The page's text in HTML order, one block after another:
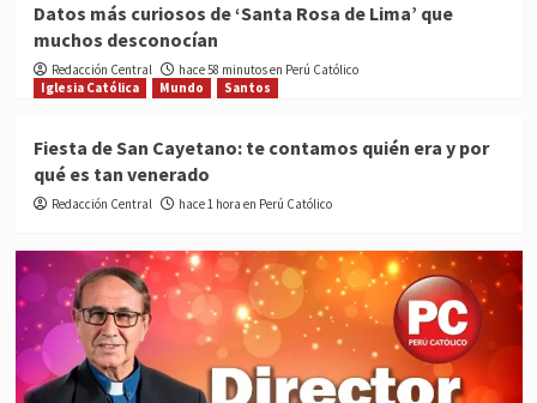
Datos más curiosos de ‘Santa Rosa de Lima’ que
muchos desconocían
Redacción Central
hace 58 minutos en Perú Católico
Iglesia Católica
Mundo Santos
Fiesta de San Cayetano: te contamos quién era y por
qué es tan venerado
Redacción Central hace 1 hora en Perú Católico